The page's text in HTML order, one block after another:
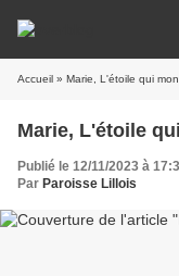
Accueil » Marie, L'étoile qui
Marie, L'étoile
Publié le 12/11/2023 à
Par Paroisse Lillois